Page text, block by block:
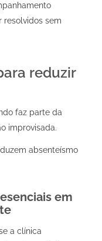
resolvidos sem
reduzir
faz parte da
improvisada.
absenteísmo
em
a clínica